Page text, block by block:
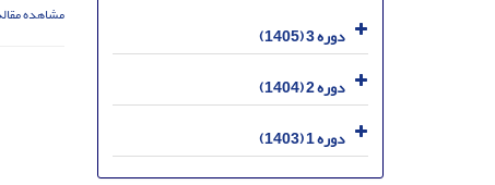
مشاهده
دوره 3 (1405)
دوره 2 (1404)
دوره 1 (1403)